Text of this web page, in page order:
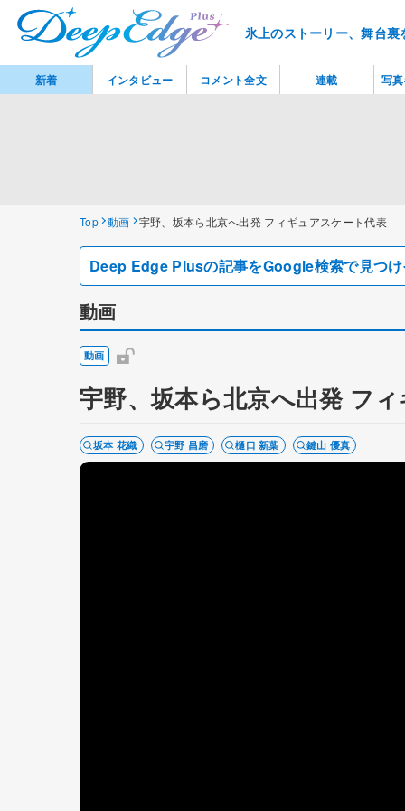
氷上のストーリー、舞台
Top 動画 宇野、坂本ら北京へ出発 フィギュアスケート代表
Deep Edge Plusの記事をGoogle検索で見つ
動画
動画
宇野、坂本ら北京へ出発 フ
坂本 花織 宇野 昌磨 樋口 新葉 鍵山 優真
新着 インタビュー コメント全文 連載 写